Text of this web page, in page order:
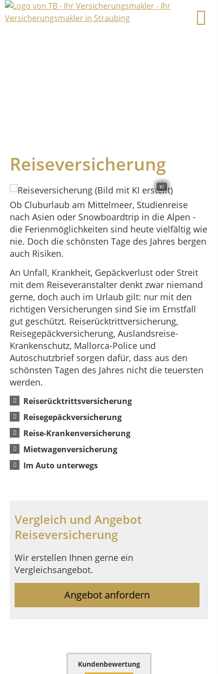
Reiseversicherung
KI
Ob Cluburlaub am Mittelmeer, Studienreise
nach Asien oder Snowboardtrip in die Alpen -
die Ferienmöglichkeiten sind heute vielfältig wie
nie. Doch die schönsten Tage des Jahres bergen
auch Risiken.
An Unfall, Krankheit, Gepäckverlust oder Streit
mit dem Reiseveranstalter denkt zwar niemand
gerne, doch auch im Urlaub gilt: nur mit den
richtigen Versicherungen sind Sie im Ernstfall
gut geschützt. Reiserücktrittversicherung,
Reisegepäckversicherung, Auslandsreise-
Krankenschutz, Mallorca-Police und
Autoschutzbrief sorgen dafür, dass aus den
schönsten Tagen des Jahres nicht die teuersten
werden.
Reiserücktrittsversicherung
Reisegepäckversicherung
Reise-Krankenversicherung
Mietwagenversicherung
Im Auto unterwegs
Vergleich und Angebot
Reiseversicherung
Wir erstellen Ihnen gerne ein
Vergleichsangebot.
Angebot anfordern
Kundenbewertung